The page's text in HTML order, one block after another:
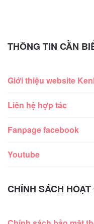
THÔNG TIN CẦN
Giới thiệu website
Liên hệ hợp tác
Fanpage facebook
Youtube
CHÍNH SÁCH